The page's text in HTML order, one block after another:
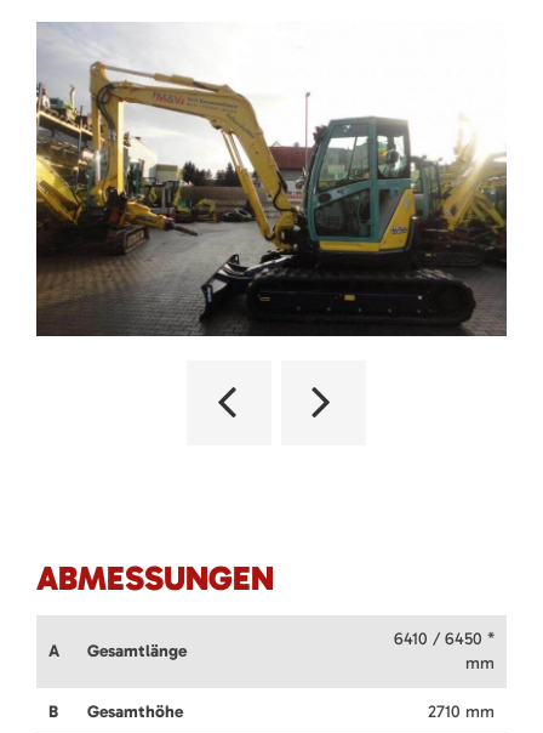
ABMESSUNGEN
A Gesamtlänge
6410 / 6450 *
mm
B Gesamthöhe 2710 mm